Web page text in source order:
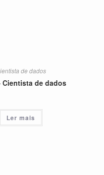
de dados
Cientista de dados
Ler mais